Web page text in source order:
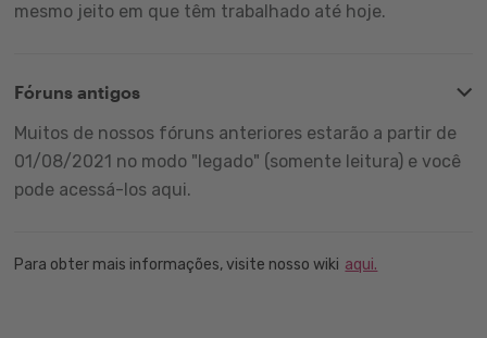
mesmo jeito em que têm trabalhado até hoje.
Fóruns antigos
Muitos de nossos fóruns anteriores estarão a partir de
01/08/2021 no modo "legado" (somente leitura) e você
pode acessá-los aqui.
Para obter mais informações, visite nosso wiki aqui.